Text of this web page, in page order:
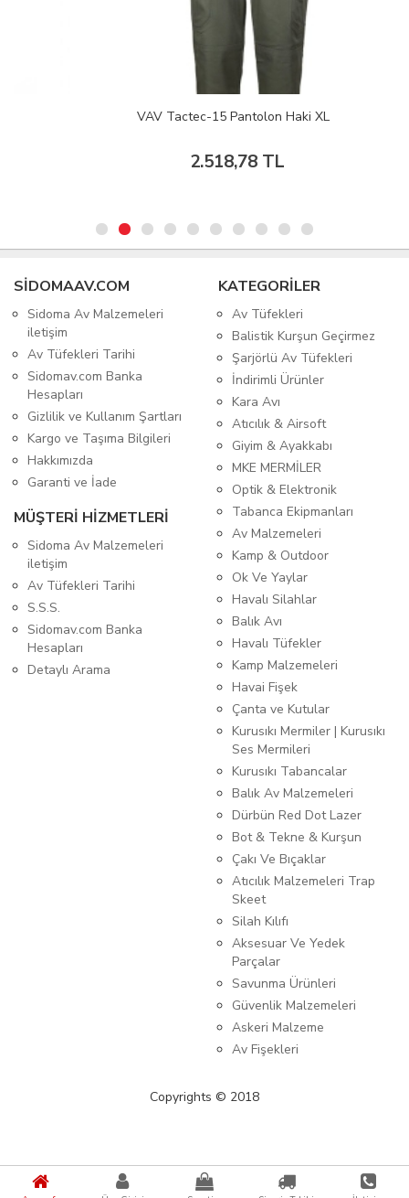
VAV Tactec-15 Pantolon Haki XL
2.518,78 TL
SIDOMAAV.COM
Sidoma Av Malzemeleri
iletişim
Av Tüfekleri Tarihi
Sidomav.com Banka
Hesapları
Gizlilik ve Kullanım Şartları
Kargo ve Taşıma Bilgileri
Hakkımızda
Garanti ve İade
MÜŞTERİ HİZMETLERİ
Sidoma Av Malzemeleri
iletişim
Av Tüfekleri Tarihi
S.S.S.
Sidomav.com Banka
Hesapları
Detaylı Arama
KATEGORİLER
Av Tüfekleri
Balistik Kurşun Geçirmez
Şarjörlü Av Tüfekleri
İndirimli Ürünler
Kara Avı
Atıcılık & Airsoft
Giyim & Ayakkabı
MKE MERMİLER
Optik & Elektronik
Tabanca Ekipmanları
Av Malzemeleri
Kamp & Outdoor
Ok Ve Yaylar
Havalı Silahlar
Balık Avı
Havalı Tüfekler
Kamp Malzemeleri
Havai Fişek
Çanta ve Kutular
Kurusıkı Mermiler | Kurusıkı
Ses Mermileri
Kurusıkı Tabancalar
Balık Av Malzemeleri
Dürbün Red Dot Lazer
Bot & Tekne & Kurşun
Çakı Ve Bıçaklar
Atıcılık Malzemeleri Trap
Skeet
Silah Kılıfı
Aksesuar Ve Yedek
Parçalar
Savunma Ürünleri
Güvenlik Malzemeleri
Askeri Malzeme
Av Fişekleri
Copyrights © 2018
{%kategori_metaDescription%} {%KATEGORI_ADI%}